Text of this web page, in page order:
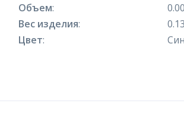
Объем:
Вес изделия:
Цвет: